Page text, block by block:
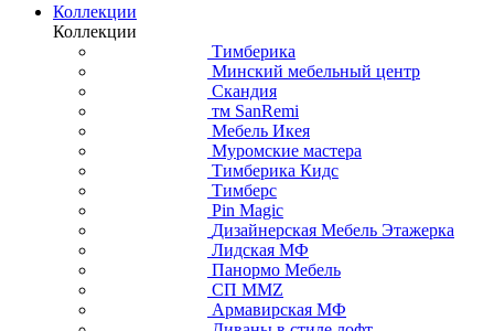
Коллекции
Коллекции
Тимберика
Минский мебельный центр
Скандия
тм SanRemi
Мебель Икея
Муромские мастера
Тимберика Кидс
Тимберс
Pin Magic
Дизайнерская Мебель Этажерка
Лидская МФ
Панормо Мебель
СП ММZ
Армавирская МФ